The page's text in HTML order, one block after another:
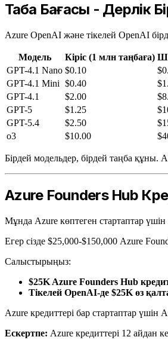
Таңба Бағасы - Дерлік
Azure OpenAI және тікелей OpenAI
Модель Кіріс (1 млн таңбаға)
GPT-4.1 Nano $0.10
GPT-4.1 Mini $0.40
GPT-4.1
$2.00
GPT-5
$1.25
GPT-5.4
$2.50
o3
$10.00
Бірдей модельдер, бірдей таңба
Azure Founders Hub
Мұнда Azure көптеген стартаптар үшін
Егер сізде $25,000-$150,000 Azure
Салыстырыңыз:
$25K Azure Founders Hub
Тікелей OpenAI-де $25K өз
Azure кредиттері бар стартаптар үшін
Ескертпе: Azure кредиттері 12